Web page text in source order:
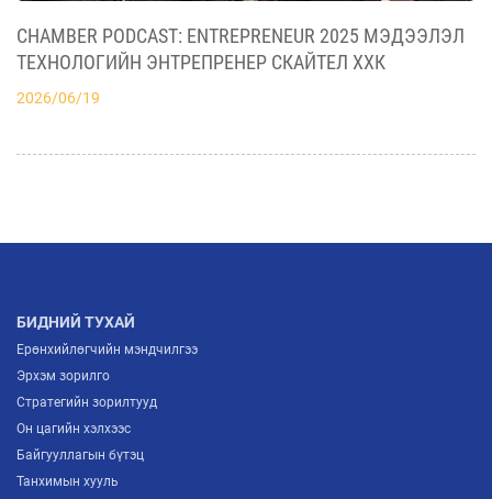
ГИШҮҮНЧЛЭЛИЙН ГЭРЧИЛГЭЭ ГАРДУУЛЖ,
БИЗНЕСИЙН ХАМТЫН АЖИЛЛАГААНЫ ШИНЭ
БОЛОМЖУУДЫГ НЭЭЛЭЭ
2026/07/03
БАЙГУУЛАГДЛАА
МОНГОЛЫН ҮНДЭСНИЙ ҮЙЛДВЭРЛЭГЧИД
CHAMBER PODCAST: ENTREPRENEUR 2025 МЭДЭЭЛЭЛ
ТЕХНОЛОГИЙН ЭНТРЕПРЕНЕР СКАЙТЕЛ ХХК
2026/06/19
БИДНИЙ ТУХАЙ
Ерөнхийлөгчийн мэндчилгээ
Эрхэм зорилго
Стратегийн зорилтууд
Он цагийн хэлхээс
Байгууллагын бүтэц
Танхимын хууль